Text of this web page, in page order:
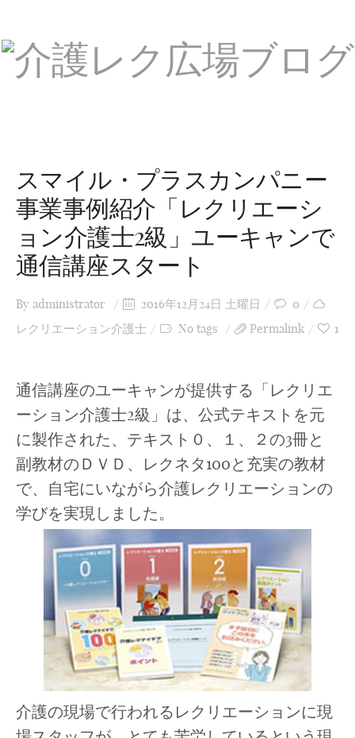
スマイル・プラスカンパニー
事業事例紹介「レクリエーシ
ョン介護士2級」ユーキャンで
通信講座スタート
By administrator 2016年12月24日 土曜日
0
レクリエーション介護士
No tags Permalink 1
通信講座のユーキャンが提供する「レクリエ
ーション介護士2級」は、公式テキストを元
に製作された、テキスト０、１、２の3冊と
副教材のＤＶＤ、レクネタ100と充実の教材
で、自宅にいながら介護レクリエーションの
学びを実現しました。
介護の現場で行われるレクリエーションに現